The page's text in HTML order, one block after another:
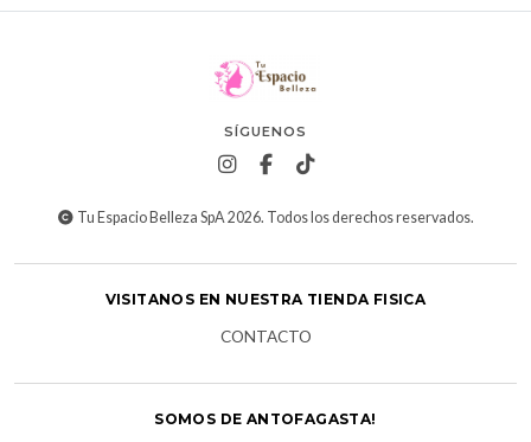
SÍGUENOS
Tu Espacio Belleza SpA 2026. Todos los derechos reservados.
VISITANOS EN NUESTRA TIENDA FISICA
CONTACTO
SOMOS DE ANTOFAGASTA!